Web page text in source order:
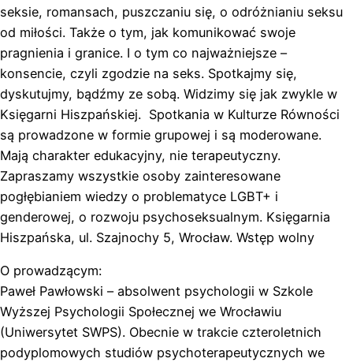
seksie, romansach, puszczaniu się, o odróżnianiu seksu
od miłości. Także o tym, jak komunikować swoje
pragnienia i granice. I o tym co najważniejsze –
konsencie, czyli zgodzie na seks. Spotkajmy się,
dyskutujmy, bądźmy ze sobą. Widzimy się jak zwykle w
Księgarni Hiszpańskiej. Spotkania w Kulturze Równości
są prowadzone w formie grupowej i są moderowane.
Mają charakter edukacyjny, nie terapeutyczny.
Zapraszamy wszystkie osoby zainteresowane
pogłębianiem wiedzy o problematyce LGBT+ i
genderowej, o rozwoju psychoseksualnym. Księgarnia
Hiszpańska, ul. Szajnochy 5, Wrocław. Wstęp wolny
O prowadzącym:
Paweł Pawłowski – absolwent psychologii w Szkole
Wyższej Psychologii Społecznej we Wrocławiu
(Uniwersytet SWPS). Obecnie w trakcie czteroletnich
podyplomowych studiów psychoterapeutycznych we